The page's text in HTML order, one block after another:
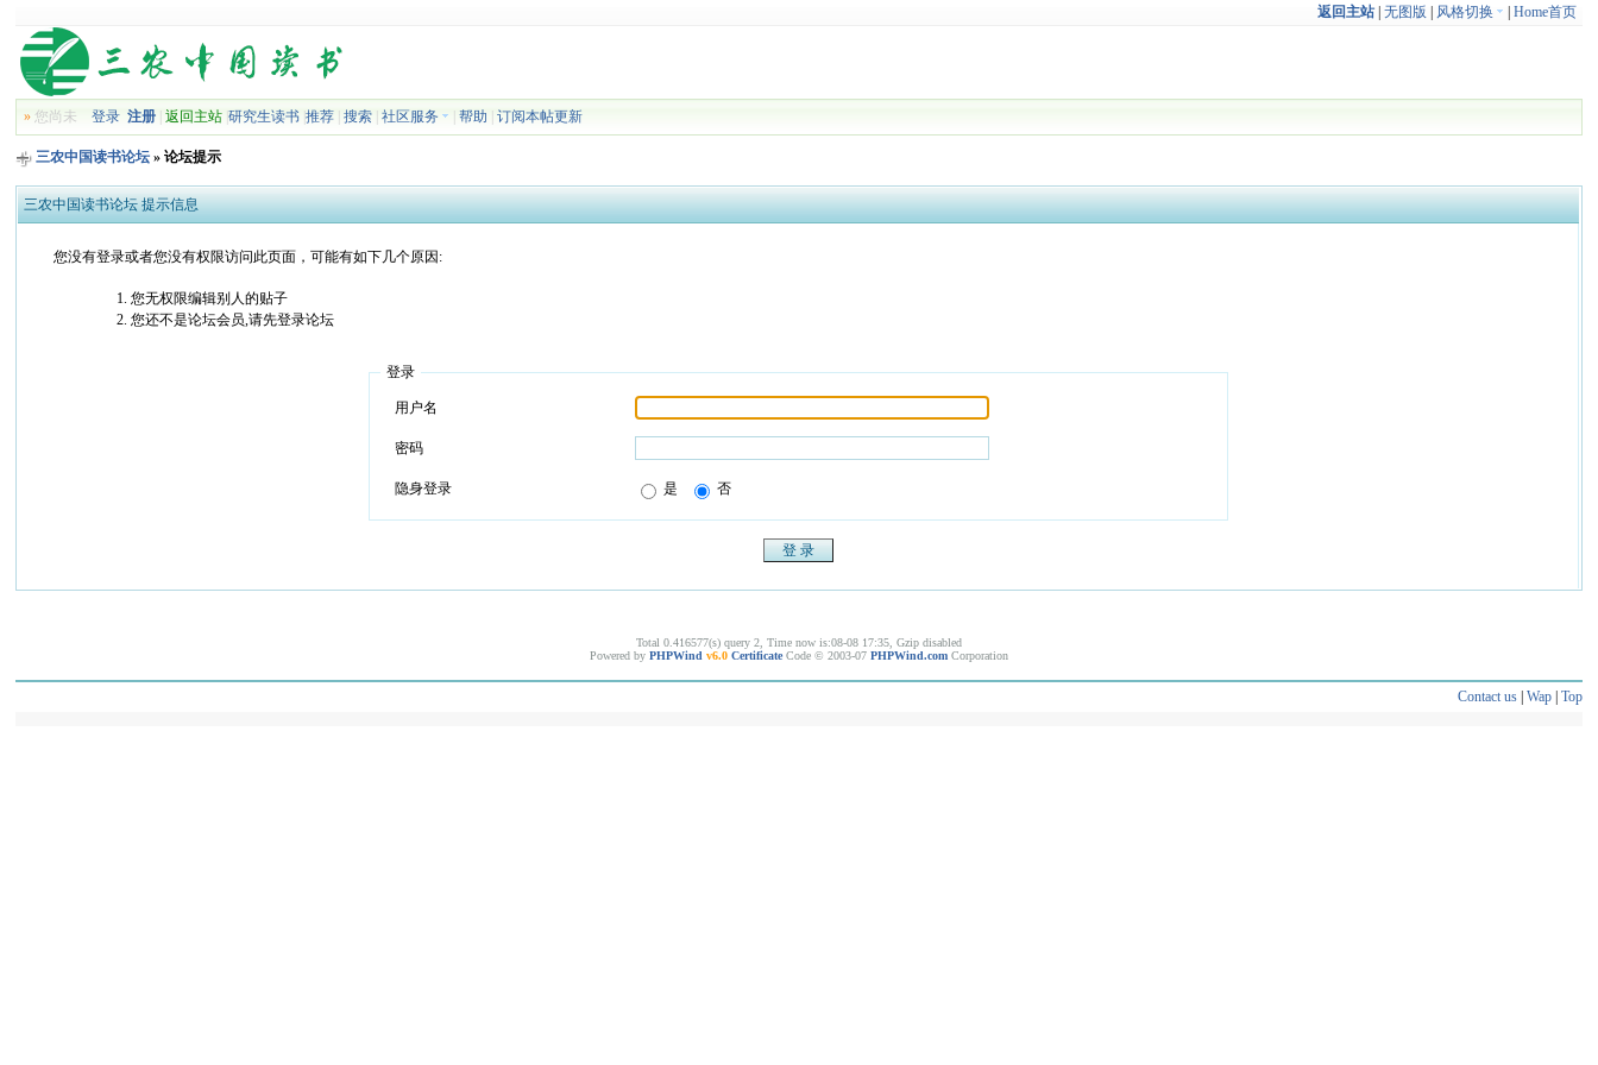
返回主站| 无图版 风格切换 Home首页
» 您尚未登录 注册 |返回主站 |研究生读书 |推荐 |搜索 |社区服务 |帮助 |订阅本帖更新
三农中国读书论坛 » 论坛提示
三农中国读书论坛 提示信息
您没有登录或者您没有权限访问此页面，可能有如下几个原因:
您无权限编辑别人的贴子
您还不是论坛会员,请先登录论坛
登录
用户名
密码
隐身登录 是 否
Total 0.416577(s) query 2, Time now is:08-08 17:35, Gzip disabled
Powered by PHPWind v6.0 Certificate Code © 2003-07 PHPWind.com Corporation
Contact us| Wap| Top